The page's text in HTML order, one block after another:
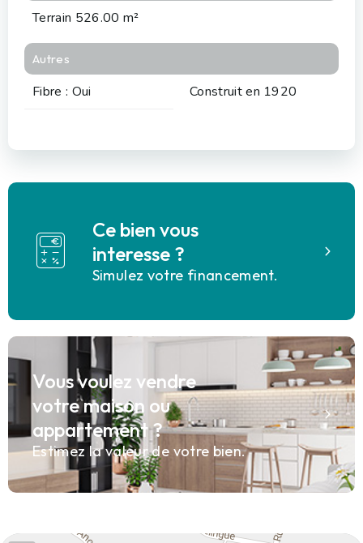
Terrain 526.00 m²
Autres
Fibre : Oui Construit en 1920
Ce bien vous
interesse ?
Simulez votre financement.
Vous voulez vendre
votre maison ou
appartement ?
Estimez la valeur de votre bien.